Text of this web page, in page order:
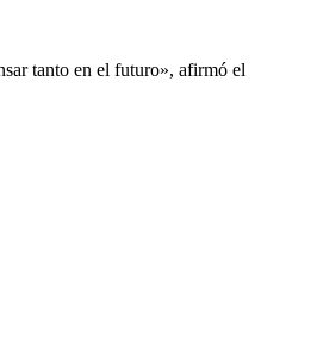
tanto en el futuro», afirmó el